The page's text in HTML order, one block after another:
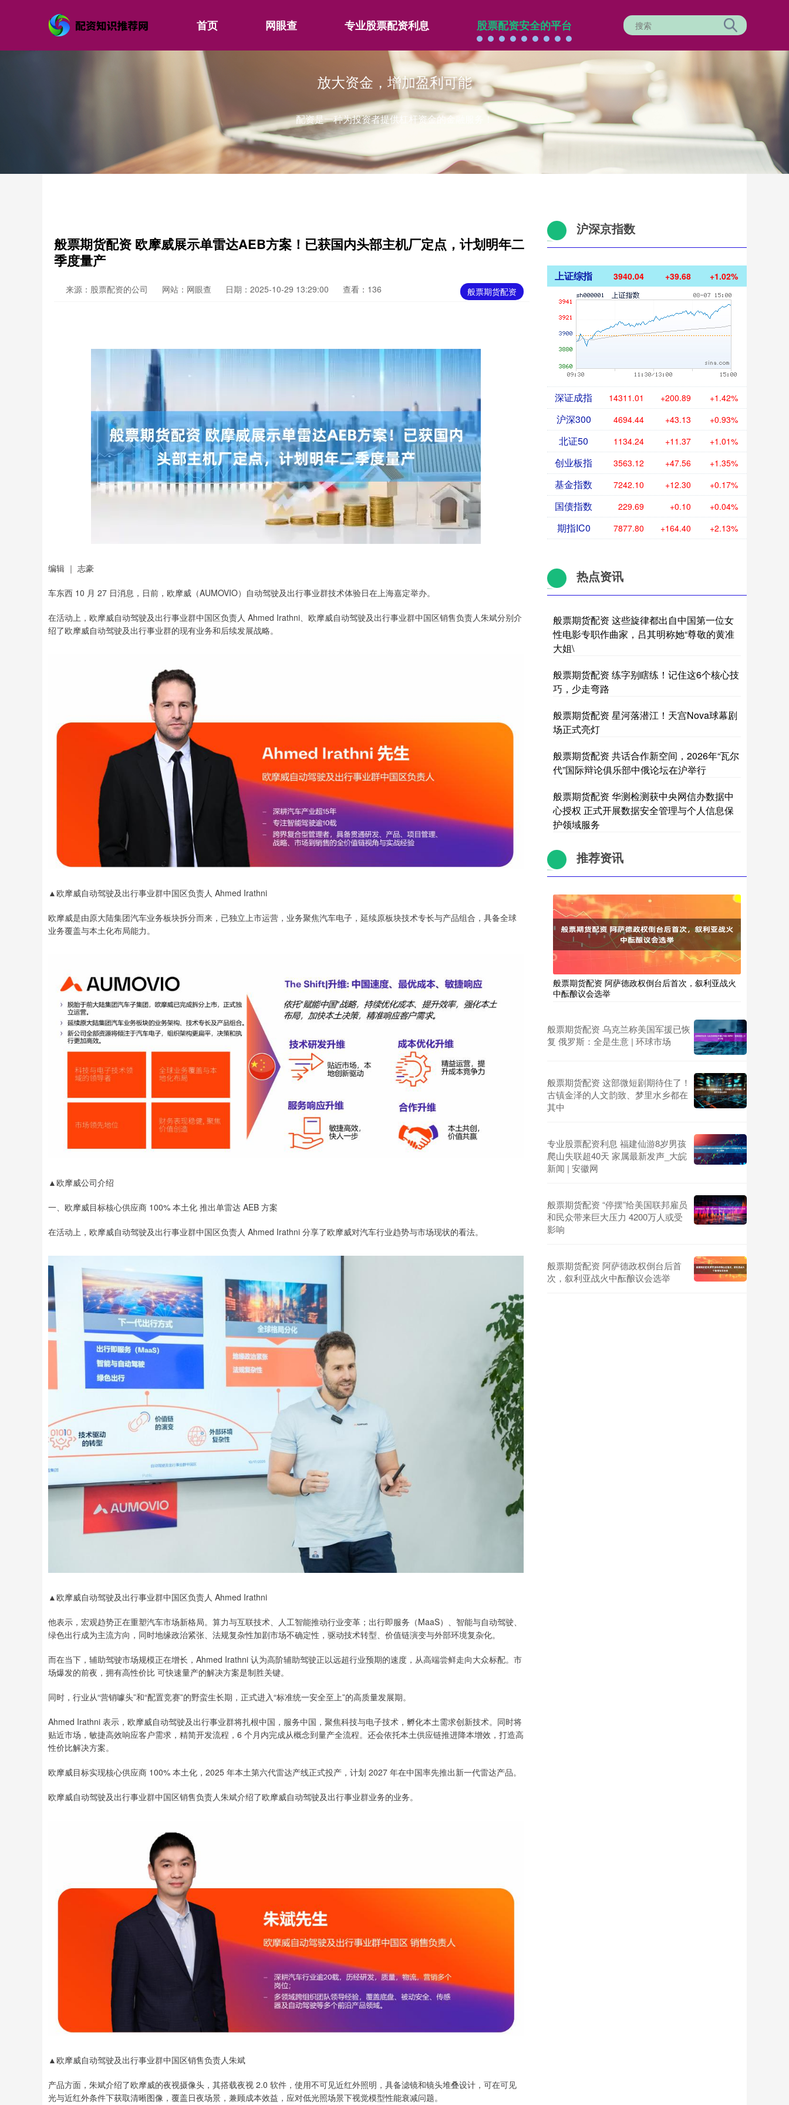
首页 网眼查 专业股票配资利息 股票配资安全的平台
放大资金，增加盈利可能
配资是一种为投资者提供杠杆资金的金融服务！
般票期货配资 欧摩威展示单雷达AEB方案！已获国内头部主机厂定点，计划明年二
季度量产
般票期货配资
来源：股票配资的公司 网站：网眼查 日期：2025-10-29 13:29:00 查看：136
编辑 ｜ 志豪
车东西 10 月 27 日消息，日前，欧摩威（AUMOVIO）自动驾驶及出行事业群技术体验日在上海嘉定举办。
在活动上，欧摩威自动驾驶及出行事业群中国区负责人 Ahmed Irathni、欧摩威自动驾驶及出行事业群中国区销售负责人朱斌分别介
绍了欧摩威自动驾驶及出行事业群的现有业务和后续发展战略。
▲欧摩威自动驾驶及出行事业群中国区负责人 Ahmed Irathni
欧摩威是由原大陆集团汽车业务板块拆分而来，已独立上市运营，业务聚焦汽车电子，延续原板块技术专长与产品组合，具备全球
业务覆盖与本土化布局能力。
▲欧摩威公司介绍
一、欧摩威目标核心供应商 100% 本土化 推出单雷达 AEB 方案
在活动上，欧摩威自动驾驶及出行事业群中国区负责人 Ahmed Irathni 分享了欧摩威对汽车行业趋势与市场现状的看法。
▲欧摩威自动驾驶及出行事业群中国区负责人 Ahmed Irathni
他表示，宏观趋势正在重塑汽车市场新格局。算力与互联技术、人工智能推动行业变革；出行即服务（MaaS）、智能与自动驾驶、
绿色出行成为主流方向，同时地缘政治紧张、法规复杂性加剧市场不确定性，驱动技术转型、价值链演变与外部环境复杂化。
而在当下，辅助驾驶市场规模正在增长，Ahmed Irathni 认为高阶辅助驾驶正以远超行业预期的速度，从高端尝鲜走向大众标配。市
场爆发的前夜，拥有高性价比 可快速量产的解决方案是制胜关键。
同时，行业从“营销噱头”和“配置竞赛”的野蛮生长期，正式进入“标准统一安全至上”的高质量发展期。
Ahmed Irathni 表示，欧摩威自动驾驶及出行事业群将扎根中国，服务中国，聚焦科技与电子技术，孵化本土需求创新技术。同时将
贴近市场，敏捷高效响应客户需求，精简开发流程，6 个月内完成从概念到量产全流程。还会依托本土供应链推进降本增效，打造高
性价比解决方案。
欧摩威目标实现核心供应商 100% 本土化，2025 年本土第六代雷达产线正式投产，计划 2027 年在中国率先推出新一代雷达产品。
欧摩威自动驾驶及出行事业群中国区销售负责人朱斌介绍了欧摩威自动驾驶及出行事业群业务的业务。
▲欧摩威自动驾驶及出行事业群中国区销售负责人朱斌
产品方面，朱斌介绍了欧摩威的夜视摄像头，其搭载夜视 2.0 软件，使用不可见近红外照明，具备滤镜和镜头堆叠设计，可在可见
光与近红外条件下获取清晰图像，覆盖日夜场景，兼顾成本效益，应对低光照场景下视觉模型性能衰减问题。
沪深京指数
上证综指 3940.04 +39.68 +1.02%
深证成指 14311.01 +200.89 +1.42%
沪深300 4694.44 +43.13 +0.93%
北证50 1134.24 +11.37 +1.01%
创业板指 3563.12 +47.56 +1.35%
基金指数 7242.10 +12.30 +0.17%
国债指数 229.69 +0.10 +0.04%
期指IC0 7877.80 +164.40 +2.13%
热点资讯
般票期货配资 这些旋律都出自中国第一位女
性电影专职作曲家，吕其明称她“尊敬的黄准
大姐\
般票期货配资 练字别瞎练！记住这6个核心技
巧，少走弯路
般票期货配资 星河落潜江！天宫Nova球幕剧
场正式亮灯
般票期货配资 共话合作新空间，2026年“瓦尔
代”国际辩论俱乐部中俄论坛在沪举行
般票期货配资 华测检测获中央网信办数据中
心授权 正式开展数据安全管理与个人信息保
护领域服务
推荐资讯
般票期货配资 阿萨德政权倒台后首次，叙利亚战火
中酝酿议会选举
般票期货配资 乌克兰称美国军援已恢
复 俄罗斯：全是生意 | 环球市场
般票期货配资 这部微短剧期待住了！
古镇金泽的人文韵致、梦里水乡都在
其中
专业股票配资利息 福建仙游8岁男孩
爬山失联超40天 家属最新发声_大皖
新闻 | 安徽网
般票期货配资 “停摆”给美国联邦雇员
和民众带来巨大压力 4200万人或受
影响
般票期货配资 阿萨德政权倒台后首
次，叙利亚战火中酝酿议会选举